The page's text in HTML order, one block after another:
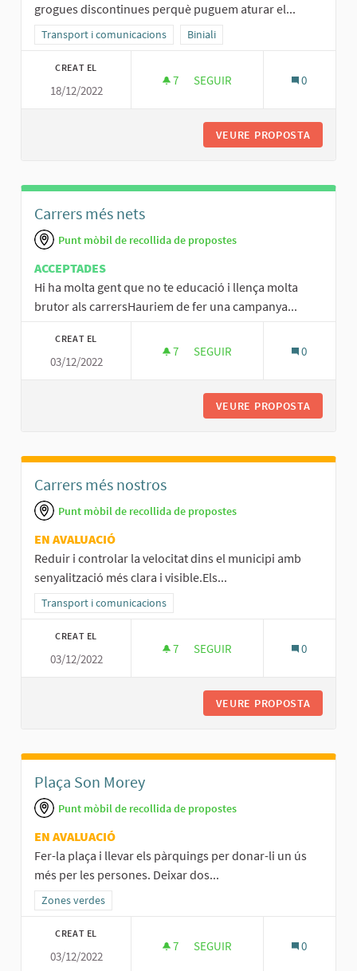
grogues discontinues perquè puguem aturar el...
Resultats al filtrar per la categoria: Transport i comunicacions
Transport i comunicacions Resultats al filtrar per l'àmbit:
Biniali
CREAT EL
18/12/2022
7 7 SEGUIDORES
SEGUIR 0
VEURE PROPOSTA
Carrers més nets
Punt mòbil de recollida de propostes
ACCEPTADES
Hi ha molta gent que no te educació i llença molta
brutor als carrersHauriem de fer una campanya...
CREAT EL
03/12/2022
7 7 SEGUIDORES
SEGUIR 0
VEURE PROPOSTA
Carrers més nostros
Punt mòbil de recollida de propostes
EN AVALUACIÓ
Reduir i controlar la velocitat dins el municipi amb
senyalització més clara i visible.Els...
Resultats al filtrar per la categoria: Transport i comunicacions
Transport i comunicacions
CREAT EL
03/12/2022
7 7 SEGUIDORES
SEGUIR 0
VEURE PROPOSTA
Plaça Son Morey
Punt mòbil de recollida de propostes
EN AVALUACIÓ
Fer-la plaça i llevar els pàrquings per donar-li un ús
més per les persones. Deixar dos...
Resultats al filtrar per la categoria: Zones verdes
Zones verdes
CREAT EL
03/12/2022
7 7 SEGUIDORES
SEGUIR 0